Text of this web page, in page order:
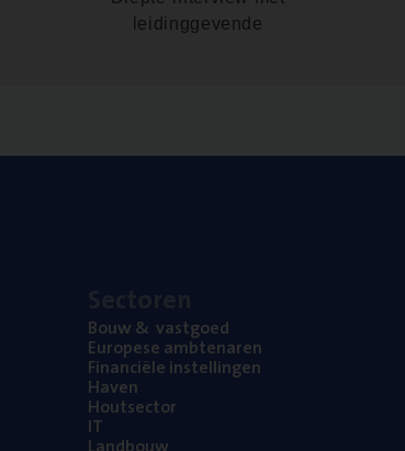
leidinggevende
Bouw& vastgoed
Euro­pe­se ambtenaren
Finan­ci­ë­le instellingen
Haven
Hout­sec­tor
IT